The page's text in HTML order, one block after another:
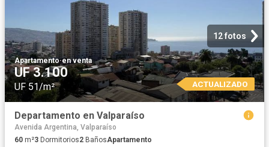
12 fotos
Apartamento·en venta
UF 3.100
UF 51/m² ACTUALIZADO
Departamento en Valparaíso
Avenida Argentina, Valparaíso
60 m²3 Dormitorios2 BañosApartamento